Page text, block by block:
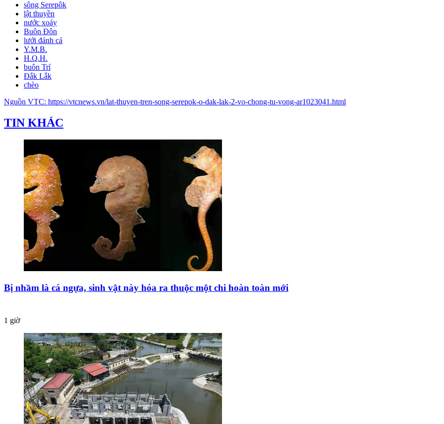
sông Serepôk
lật thuyền
nước xoáy
Buôn Đôn
lưới đánh cá
Y.M.B.
H.Q.H.
buôn Trí
Đắk Lắk
chèo
Nguồn VTC: https://vtcnews.vn/lat-thuyen-tren-song-serepok-o-dak-lak-2-vo-chong-tu-vong-ar1023041.html
TIN KHÁC
Bị nhầm là cá ngựa, sinh vật này hóa ra thuộc một chi hoàn toàn mới
1 giờ